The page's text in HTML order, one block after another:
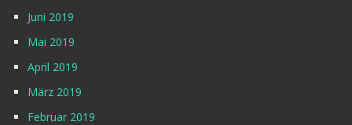
Juni 2019
Mai 2019
April 2019
März 2019
Februar 2019